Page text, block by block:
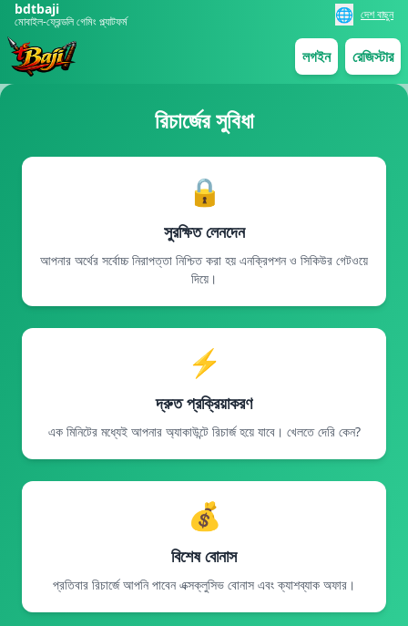
bdtbaji
মোবাইল-ফ্রেন্ডলি গেমিং প্ল্যাটফর্ম 🌐 দেশ বাছুন
লগইন রেজিস্টার
রিচার্জের সুবিধা
🔒
সুরক্ষিত লেনদেন
আপনার অর্থের সর্বোচ্চ নিরাপত্তা নিশ্চিত করা হয় এনক্রিপশন ও সিকিউর গেটওয়ে
দিয়ে।
⚡
দ্রুত প্রক্রিয়াকরণ
এক মিনিটের মধ্যেই আপনার অ্যাকাউন্টে রিচার্জ হয়ে যাবে। খেলতে দেরি কেন?
💰
বিশেষ বোনাস
প্রতিবার রিচার্জে আপনি পাবেন এক্সক্লুসিভ বোনাস এবং ক্যাশব্যাক অফার।